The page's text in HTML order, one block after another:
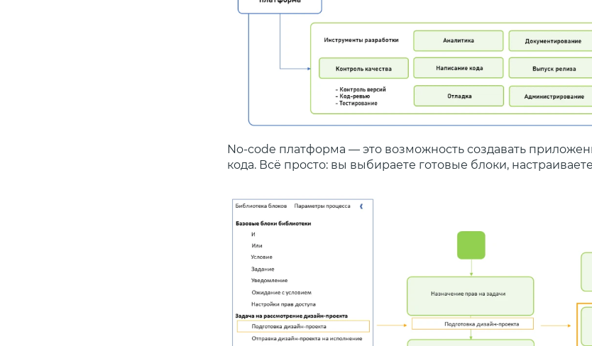
No-code платформа — это возможность создавать
кода. Всё просто: вы выбираете готовые блоки,